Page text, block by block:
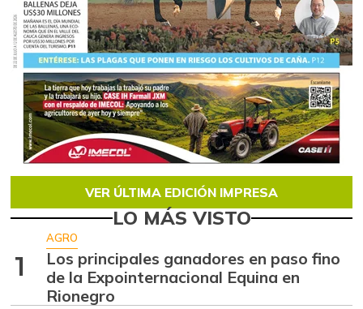
VER ÚLTIMA EDICIÓN IMPRESA
LO MÁS VISTO
1
AGRO
Los principales ganadores en paso fino
de la Expointernacional Equina en
Rionegro